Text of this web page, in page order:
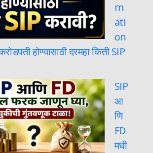
m
ati
on
होण्यासाठी दरमहा किती SIP
SIP
आ
णि
FD
मधी